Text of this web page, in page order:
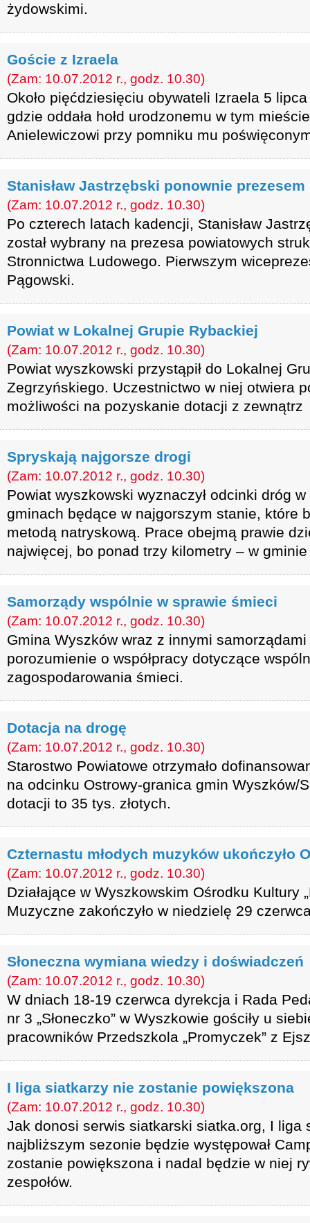
żydowskimi.
Goście z Izraela
(Zam: 10.07.2012 r., godz. 10.30)
Około pięćdziesięciu obywateli Izraela 5
gdzie oddała hołd urodzonemu w tym
Anielewiczowi przy pomniku mu
Stanisław Jastrzębski ponownie prezesem
(Zam: 10.07.2012 r., godz. 10.30)
Po czterech latach kadencji, Stanisław
został wybrany na prezesa powiatowych
Stronnictwa Ludowego. Pierwszym
Pągowski.
Powiat w Lokalnej Grupie Rybackiej
(Zam: 10.07.2012 r., godz. 10.30)
Powiat wyszkowski przystąpił do Lokalnej
Zegrzyńskiego. Uczestnictwo w niej otwiera
możliwości na pozyskanie dotacji z zewnątrz
Spryskają najgorsze drogi
(Zam: 10.07.2012 r., godz. 10.30)
Powiat wyszkowski wyznaczył odcinki dróg
gminach będące w najgorszym stanie, które
metodą natryskową. Prace obejmą prawie
najwięcej, bo ponad trzy kilometry – w
Samorządy wspólnie w sprawie śmieci
(Zam: 10.07.2012 r., godz. 10.30)
Gmina Wyszków wraz z innymi
porozumienie o współpracy dotyczące
zagospodarowania śmieci.
Dotacja na drogę
(Zam: 10.07.2012 r., godz. 10.30)
Starostwo Powiatowe otrzymało
na odcinku Ostrowy-granica gmin Wyszków/
dotacji to 35 tys. złotych.
Czternastu młodych muzyków ukończyło
(Zam: 10.07.2012 r., godz. 10.30)
Działające w Wyszkowskim Ośrodku Kultury
Muzyczne zakończyło w niedzielę 29
Słoneczna wymiana wiedzy i doświadczeń
(Zam: 10.07.2012 r., godz. 10.30)
W dniach 18-19 czerwca dyrekcja i Rada
nr 3 „Słoneczko” w Wyszkowie gościły u
pracowników Przedszkola „Promyczek” z
I liga siatkarzy nie zostanie powiększona
(Zam: 10.07.2012 r., godz. 10.30)
Jak donosi serwis siatkarski siatka.org, I liga
najbliższym sezonie będzie występował
zostanie powiększona i nadal będzie w niej
zespołów.